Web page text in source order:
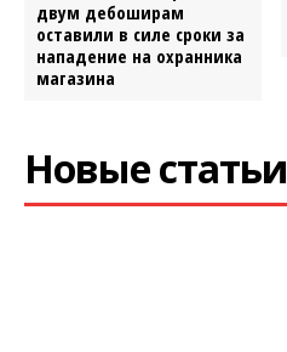
двум дебоширам
оставили в силе сроки за
нападение на охранника
магазина
Новые статьи